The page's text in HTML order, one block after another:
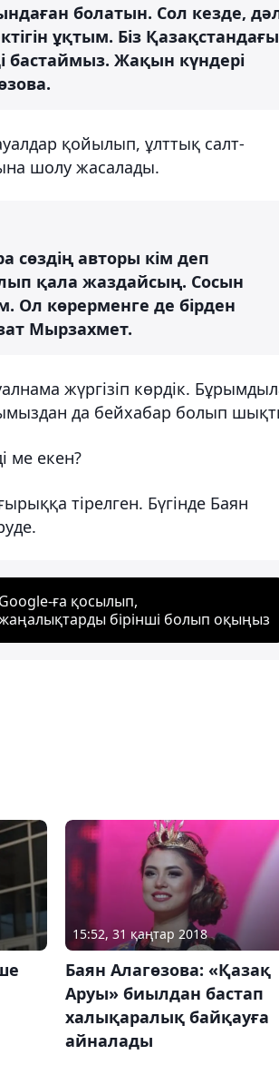
болатын. Сол кезде,
ұқтым. Біз Қазақстандағы
бастаймыз. Жақын күндері
қойылып, ұлттық салт-
шолу жасалады.
авторы кім деп
қала жаздайсың. Сосын
Ол көрерменге де бірден
Мырзахмет.
жүргізіп көрдік.
да бейхабар болып
ме екен?
тірелген. Бүгінде Баян
Google-ға қосылып,
бірінші болып оқыңыз
15:52, 31 қаңтар 2018
Баян Алагөзова: «Қазақ
Аруы» биылдан бастап
халықаралық байқауға
айналады